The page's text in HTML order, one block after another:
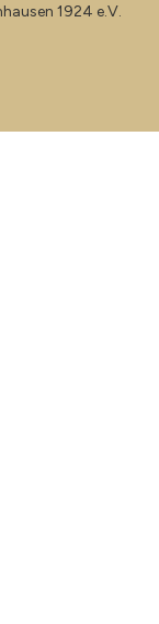
1924 e.V.